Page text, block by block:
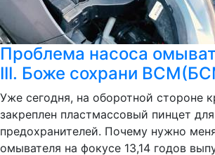
Проблема насоса
III. Боже сохрани
Уже сегодня, на оборотной стороне
закреплен пластмассовый пинцет
предохранителей. Почему нужно
омывателя на фокусе 13,14 годов